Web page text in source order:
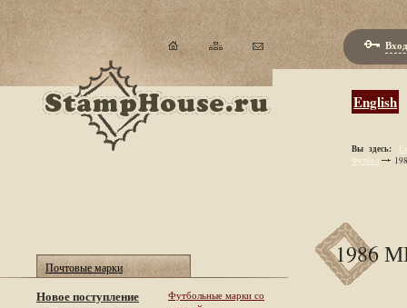
English
Вы здесь:
Футбол
Почтовые марки
Новое поступление
Футбольные марки со
1986